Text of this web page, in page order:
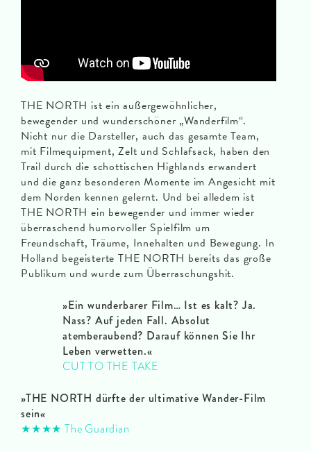
THE NORTH ist ein außergewöhnlicher,
bewegender und wunderschöner „Wanderfilm“.
Nicht nur die Darsteller, auch das gesamte Team,
mit Filmequipment, Zelt und Schlafsack, haben den
Trail durch die schottischen Highlands erwandert
und die ganz besonderen Momente im Angesicht mit
dem Norden kennen gelernt. Und bei alledem ist
THE NORTH ein bewegender und immer wieder
überraschend humorvoller Spielfilm um
Freundschaft, Träume, Innehalten und Bewegung. In
Holland begeisterte THE NORTH bereits das große
Publikum und wurde zum Überraschungshit.
»Ein wunderbarer Film… Ist es kalt? Ja.
Nass? Auf jeden Fall. Absolut
atemberaubend? Darauf können Sie Ihr
Leben verwetten.«
CUT TO THE TAKE
»THE NORTH dürfte der ultimative Wander-Film
sein«
★★★★ The Guardian